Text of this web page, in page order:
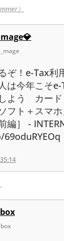
）
ぞ！e-Tax利
は今年こそ
よう カード
フト＋スマ
編］ -